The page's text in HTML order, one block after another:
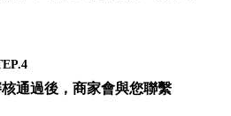
通過後，商家會與您聯繫